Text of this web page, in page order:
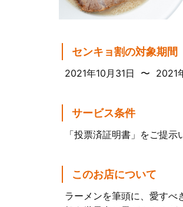
センキョ割の対象期間
2021年10月31日 〜 2021
サービス条件
「投票済証明書」をご提
このお店について
ラーメンを筆頭に、愛すべ